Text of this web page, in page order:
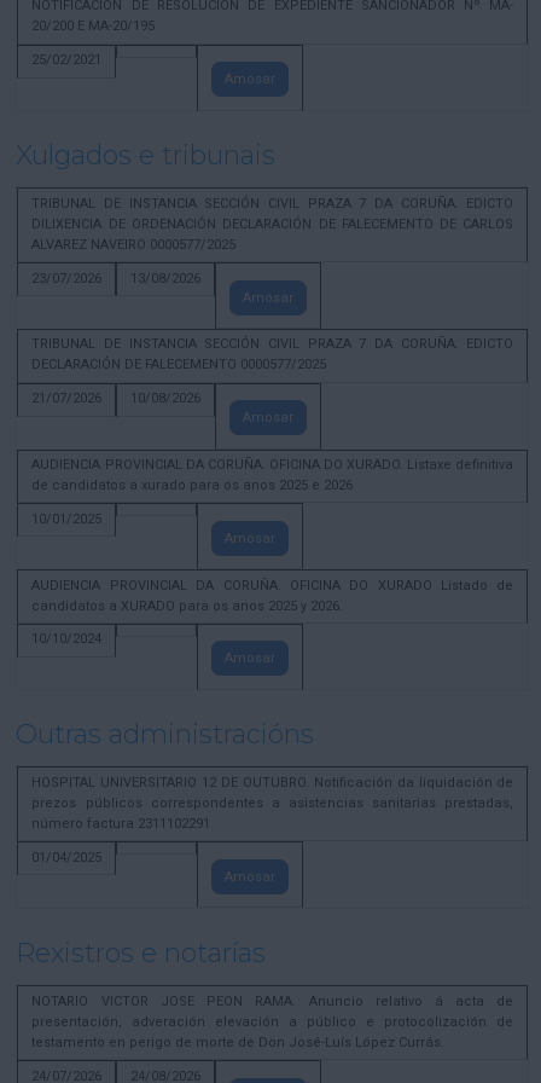
NOTIFICACION DE RESOLUCION DE EXPEDIENTE SANCIONADOR Nº MA-
20/200 E MA-20/195
25/02/2021
Amosar
Xulgados e tribunais
TRIBUNAL DE INSTANCIA SECCIÓN CIVIL PRAZA 7 DA CORUÑA. EDICTO
DILIXENCIA DE ORDENACIÓN DECLARACIÓN DE FALECEMENTO DE CARLOS
ALVAREZ NAVEIRO 0000577/2025
23/07/2026
13/08/2026
Amosar
TRIBUNAL DE INSTANCIA SECCIÓN CIVIL PRAZA 7 DA CORUÑA. EDICTO
DECLARACIÓN DE FALECEMENTO 0000577/2025
21/07/2026
10/08/2026
Amosar
AUDIENCIA PROVINCIAL DA CORUÑA. OFICINA DO XURADO. Listaxe definitiva
de candidatos a xurado para os anos 2025 e 2026
10/01/2025
Amosar
AUDIENCIA PROVINCIAL DA CORUÑA. OFICINA DO XURADO Listado de
candidatos a XURADO para os anos 2025 y 2026.
10/10/2024
Amosar
Outras administracións
HOSPITAL UNIVERSITARIO 12 DE OUTUBRO. Notificación da liquidación de
prezos públicos correspondentes a asistencias sanitarias prestadas,
número factura 2311102291
01/04/2025
Amosar
Rexistros e notarías
NOTARIO VICTOR JOSE PEON RAMA. Anuncio relativo á acta de
presentación, adveración elevación a público e protocolización de
testamento en perigo de morte de Don José-Luís López Currás.
24/07/2026
24/08/2026